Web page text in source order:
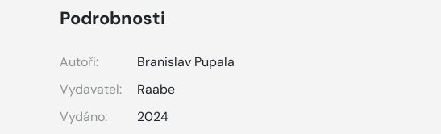
Podrobnosti
Autoři:
Branislav Pupala
Vydavatel:
Raabe
Vydáno:
2024